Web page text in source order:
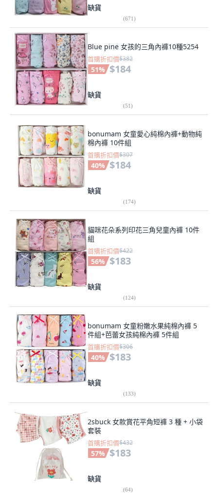
缺貨
(671)
Blue pine 女孩的三角內褲10種5254
首購折扣價$382
51% $184
缺貨
(51)
bonumam 女童愛心純棉內褲+動物純
棉內褲 10件組
首購折扣價$307
40% $184
缺貨
(174)
貓咪花朵系列印花三角兒童內褲 10件
組
首購折扣價$422
56% $183
缺貨
(124)
bonumam 女童粉嫩水果純棉內褲 5
件組+芭蕾女孩純棉內褲 5件組
首購折扣價$306
40% $183
缺貨
(133)
2sbuck 女款賞花平角短褲 3 種 + 小袋
套裝
首購折扣價$432
57% $183
缺貨
(64)